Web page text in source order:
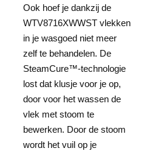
Ook hoef je dankzij de
WTV8716XWWST vlekken
in je wasgoed niet meer
zelf te behandelen. De
SteamCure™-technologie
lost dat klusje voor je op,
door voor het wassen de
vlek met stoom te
bewerken. Door de stoom
wordt het vuil op je